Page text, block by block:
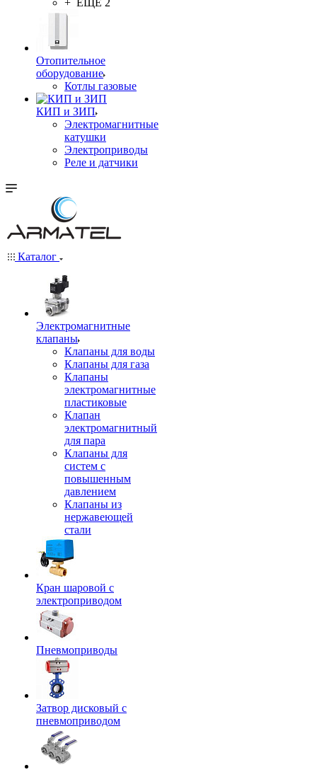
+ ЕЩЕ 2
Отопительное
оборудование
Котлы газовые
КИП и ЗИП
Электромагнитные
катушки
Электроприводы
Реле и датчики
Каталог
Электромагнитные
клапаны
Клапаны для воды
Клапаны для газа
Клапаны
электромагнитные
пластиковые
Клапан
электромагнитный
для пара
Клапаны для
систем с
повышенным
давлением
Клапаны из
нержавеющей
стали
Кран шаровой с
электроприводом
Пневмоприводы
Затвор дисковый с
пневмоприводом